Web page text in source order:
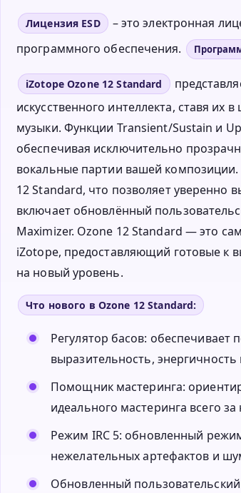
Лицензия ESD
– это электронная
программного обеспечения.
iZotope Ozone 12 Standard
искусственного интеллекта, ставя
музыки. Функции Transient/Sustain и
обеспечивая исключительно
вокальные партии вашей
12 Standard, что позволяет уверенно
включает обновлённый
Maximizer. Ozone 12 Standard — это
iZotope, предоставляющий готовые к
на новый уровень.
Что нового в Ozone 12 Standard:
Регулятор басов:
выразительность,
Помощник мастеринга:
идеального мастеринга всего
Режим IRC 5: обновленный
нежелательных артефактов и
Обновленный